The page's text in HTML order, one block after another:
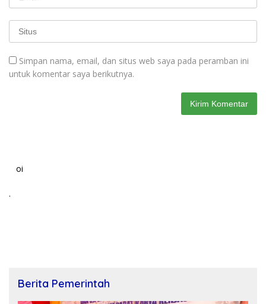
Simpan nama, email, dan situs web saya pada peramban ini
untuk komentar saya berikutnya.
oi
.
Berita Pemerintah